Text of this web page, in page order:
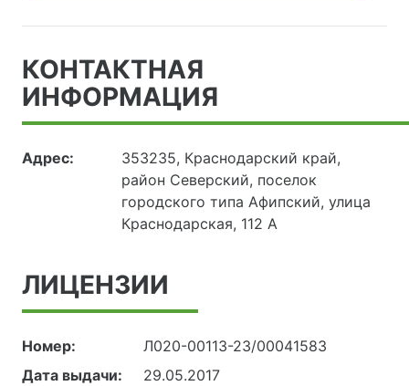
КОНТАКТНАЯ
ИНФОРМАЦИЯ
Адрес:
353235, Краснодарский край,
район Северский, поселок
городского типа Афипский, улица
Краснодарская, 112 А
ЛИЦЕНЗИИ
Номер:
Л020-00113-23/00041583
Дата выдачи:
29.05.2017